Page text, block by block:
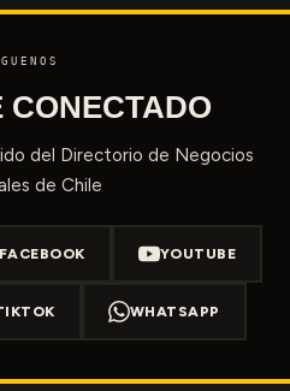
CONECTADO
del Directorio de Negocios
de Chile
YOUTUBE
WHATSAPP